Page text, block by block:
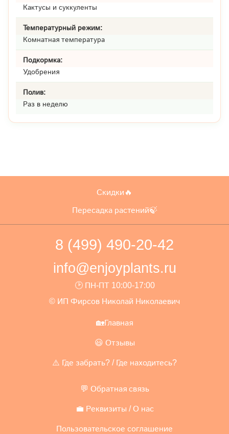
Кактусы и суккуленты
Температурный режим:
Комнатная температура
Подкормка:
Удобрения
Полив:
Раз в неделю
Скидки🔥
Пересадка растений🍃
8 (499) 490-20-42
info@enjoyplants.ru
🕑 ПН-ПТ 10:00-17:00
© ИП Фирсов Николай Николаевич
🏡Главная
😃 Отзывы
⚠️ Где забрать? / Где находитесь?
💬 Обратная связь
💼 Реквизиты / О нас
Пользовательское соглашение